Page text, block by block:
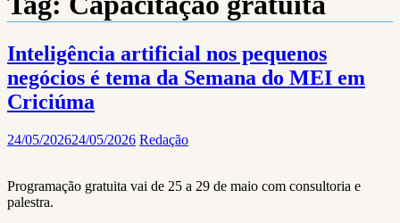
Inteligência artificial nos pequenos
negócios é tema da Semana do MEI em
Criciúma
24/05/202624/05/2026 Redação
Programação gratuita vai de 25 a 29 de maio com consultoria e
palestra.